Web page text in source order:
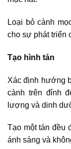
Loại bỏ cành
cho sự phát triển
Tạo hình tán
Xác định hướng
cành trên đỉnh
lượng và dinh
Tạo một tán đều
ánh sáng và